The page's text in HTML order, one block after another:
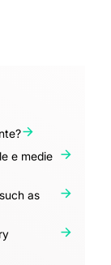
e medie
as